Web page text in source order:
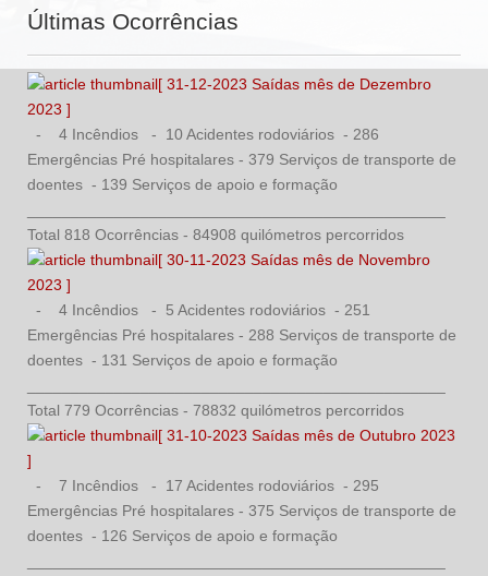
Últimas Ocorrências
[ 31-12-2023 Saídas mês de Dezembro
2023 ]
- 4 Incêndios - 10 Acidentes rodoviários - 286
Emergências Pré hospitalares - 379 Serviços de transporte de
doentes - 139 Serviços de apoio e formação
Total 818 Ocorrências - 84908 quilómetros percorridos
[ 30-11-2023 Saídas mês de Novembro
2023 ]
- 4 Incêndios - 5 Acidentes rodoviários - 251
Emergências Pré hospitalares - 288 Serviços de transporte de
doentes - 131 Serviços de apoio e formação
Total 779 Ocorrências - 78832 quilómetros percorridos
[ 31-10-2023 Saídas mês de Outubro 2023
]
- 7 Incêndios - 17 Acidentes rodoviários - 295
Emergências Pré hospitalares - 375 Serviços de transporte de
doentes - 126 Serviços de apoio e formação